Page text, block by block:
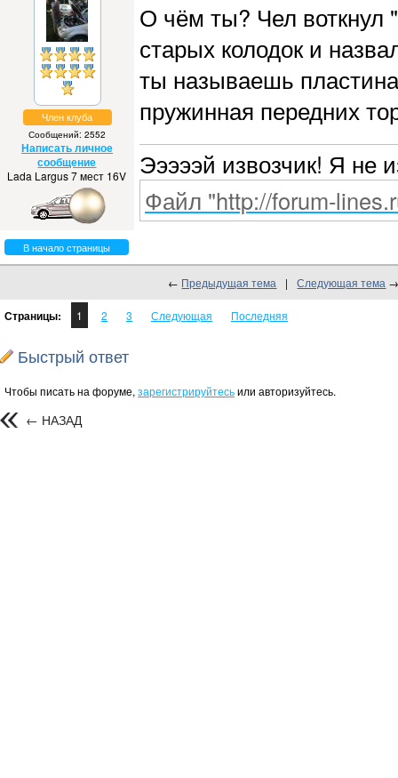
Член клуба
Сообщений: 2552
Написать личное
сообщение
Lada Largus 7 мест 16V
О чём ты? Чел воткнул
старых колодок и
ты называешь
пружинная передних
Эээээй извозчик! Я не
Файл "http://forum-
В начало страницы
← Предыдущая тема | Следующая тема
Страницы: 1 2 3 Следующая Последняя
Быстрый ответ
Чтобы писать на форуме, зарегистрируйтесьили авторизуйтесь.
← НАЗАД